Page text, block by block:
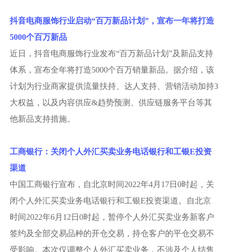
抖音电商服饰行业启动“百万新品计划”，宣布一年将打造
5000个百万新品
近日，抖音电商服饰行业发布“百万新品计划”及新品支持
体系，宣布全年将打造5000个百万销量新品。据介绍，该
计划为行业商家提供流量扶持、达人支持、营销活动加持3
大权益，以及内容供应&趋势预测、供应链服务平台等其
他新品支持措施。
工商银行：关闭个人外汇买卖业务电话银行和工银E投资
渠道
中国工商银行宣布，自北京时间2022年4月17日0时起，关
闭个人外汇买卖业务电话银行和工银E投资渠道。自北京
时间2022年6月12日0时起，暂停个人外汇买卖业务新客户
签约及全部交易品种的开仓交易，持仓客户的平仓交易不
受影响。本次仅调整个人外汇买卖业务，不涉及个人结售